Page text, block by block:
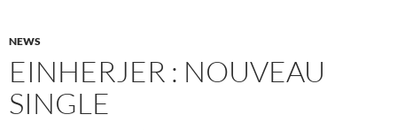
NEWS
EINHERJER : NOUVEAU
SINGLE